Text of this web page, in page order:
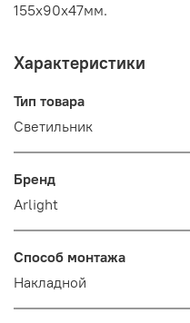
155х90х47мм.
Характеристики
Тип товара
Светильник
Бренд
Arlight
Способ монтажа
Накладной